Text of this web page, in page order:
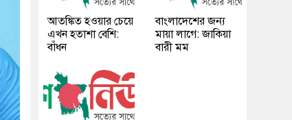
আতঙ্কিত হওয়ার চেয়ে
এখন হতাশা বেশি:
বাঁধন
বাংলাদেশের জন্য
মায়া লাগে: জাকিয়া
বারী মম